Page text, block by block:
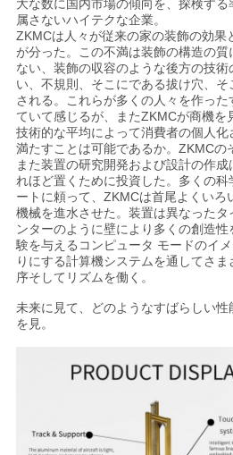
POLICY
大な数に国内市場の傾向を、探検する
属さないハイテクな企業。
ZKMCは人々が従来の家の装飾の効果
が分った。この不満は装飾の構造の
ない、装飾の収容のような後方の技
い、不規則、そこにである拔け穴、
される。これらが多くの人々を作っ
ていて感じるが、またZKMCが商機を
技術的な平均によって消費者の個人
満たすことは可能であるか。ZKMCの
また装置の研究開発および設計の作
れほど置くために投資した。多くの
ートに頼って、ZKMCは首尾よくいろ
機械を進水させた。装置は異なったタ
ンターのように壁により多くの創造
験を与えるコンピュータ モードのイ
りにする計算機システムを通してさ
序そしてリズムを働く。
未来に見て、どのようなすばらしい
を見。